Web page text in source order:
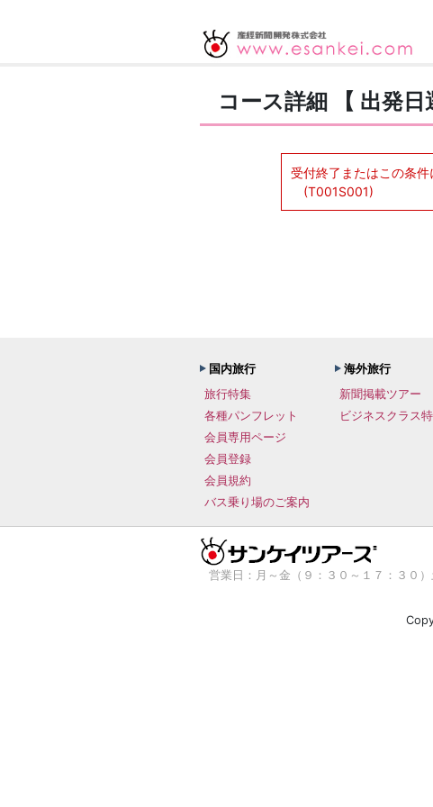
コース詳細 【 出発日
受付終了またはこの条件
(T001S001)
国内旅行
旅行特集
各種パンフレット
会員専用ページ
会員登録
会員規約
バス乗り場のご案内
海外旅行
新聞掲載ツアー
ビジネスクラス
営業日：月～金（９：３０～１７：３０